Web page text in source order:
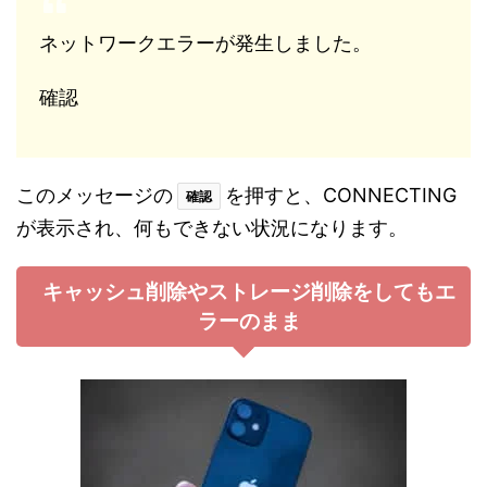
ネットワークエラーが発生しました。
確認
このメッセージの 確認
を押すと、CONNECTING
が表示され、何もできない状況になります。
キャッシュ削除やストレージ削除をしてもエ
ラーのまま